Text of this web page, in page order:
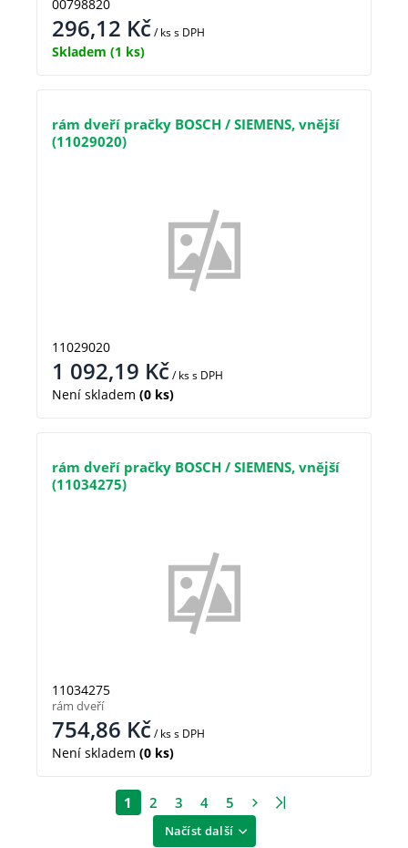
00798820
296,12 Kč/ kss DPH
Skladem (1 ks)
rám dveří pračky BOSCH / SIEMENS, vnější
(11029020)
11029020
1 092,19 Kč/ kss DPH
Není skladem (0 ks)
rám dveří pračky BOSCH / SIEMENS, vnější
(11034275)
11034275
754,86 Kč/ kss DPH
Není skladem (0 ks)
rám dveří
Načíst další
1 2 3 4 5